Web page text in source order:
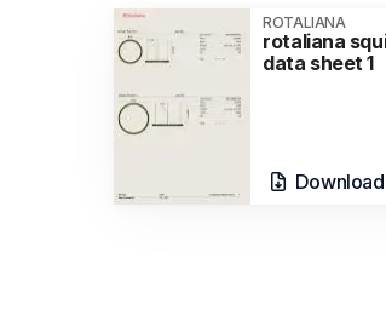
ROTALIANA
rotaliana
data sheet 1
Download